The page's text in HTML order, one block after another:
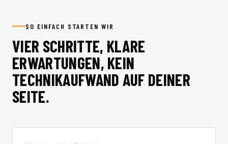
SO EINFACH STARTEN WIR
VIER SCHRITTE, KLARE
ERWARTUNGEN, KEIN
TECHNIKAUFWAND AUF DEINER
SEITE.